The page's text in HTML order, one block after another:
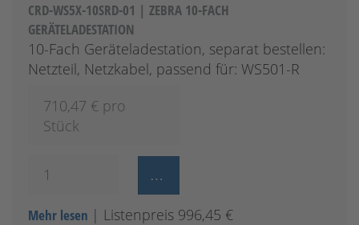
CRD-WS5X-10SRD-01 | ZEBRA 10-FACH
GERÄTELADESTATION
10-Fach Geräteladestation, separat bestellen:
Netzteil, Netzkabel, passend für: WS501-R
710,47 € pro
Stück
Mehr lesen | Listenpreis 996,45 €